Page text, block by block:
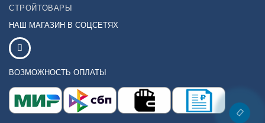
СТРОЙТОВАРЫ
НАШ МАГАЗИН В СОЦСЕТЯХ
ВОЗМОЖНОСТЬ ОПЛАТЫ